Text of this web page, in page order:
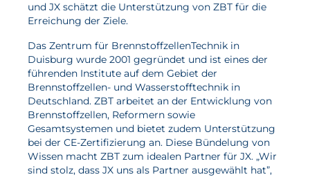
Projekte
Veranstaltungen
Publikationen
Awards und Auszeichnungen
Für die Presse
und JX schätzt die Unterstützung von ZBT für die
Erreichung der Ziele.
Das Zentrum für BrennstoffzellenTechnik in
Duisburg wurde 2001 gegründet und ist eines der
führenden Institute auf dem Gebiet der
Brennstoffzellen- und Wasserstofftechnik in
Deutschland. ZBT arbeitet an der Entwicklung von
Brennstoffzellen, Reformern sowie
Gesamtsystemen und bietet zudem Unterstützung
bei der CE-Zertifizierung an. Diese Bündelung von
Wissen macht ZBT zum idealen Partner für JX. „Wir
sind stolz, dass JX uns als Partner ausgewählt hat”,